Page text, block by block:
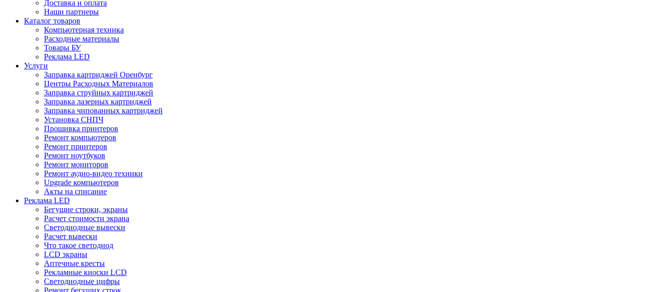
Доставка и оплата
Наши партнеры
Каталог товаров
Компьютерная техника
Расходные материалы
Товары БУ
Реклама LED
Услуги
Заправка картриджей Оренбург
Центры Расходных Материалов
Заправка струйных картриджей
Заправка лазерных картриджей
Заправка чипованных картриджей
Установка СНПЧ
Прошивка принтеров
Ремонт компьютеров
Ремонт принтеров
Ремонт ноутбуков
Ремонт мониторов
Ремонт аудио-видео техники
Upgrade компьютеров
Акты на списание
Реклама LED
Бегущие строки, экраны
Расчет стоимости экрана
Светодиодные вывески
Расчет вывески
Что такое светодиод
LCD экраны
Аптечные кресты
Рекламные киоски LCD
Светодиодные цифры
Ремонт бегущих строк